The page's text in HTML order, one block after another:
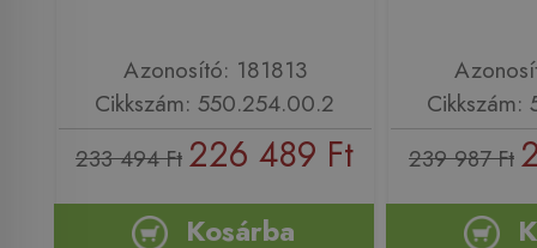
Azonosító: 181813
Cikkszám: 550.254.00.2
233 494 Ft 226 489 Ft
Kosárba
239 987 Ft